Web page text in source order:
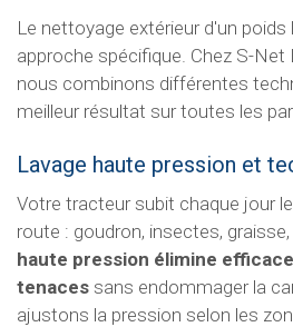
Le nettoyage extérieur d'un poids
approche spécifique. Chez S-Net
nous combinons différentes
meilleur résultat sur toutes les
Lavage haute pression et
Votre tracteur subit chaque jour
route : goudron, insectes, graisse,
haute pression élimine
tenaces sans endommager la
ajustons la pression selon les